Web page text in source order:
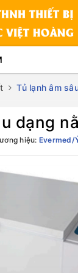
Tủ lạnh âm
dạng
hiệu: Evermed/